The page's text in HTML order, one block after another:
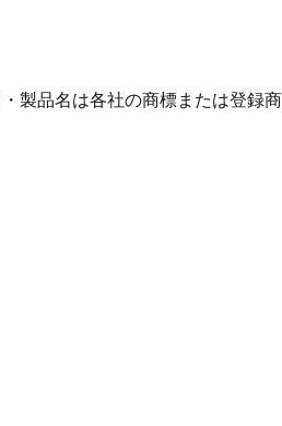
品名は各社の商標または登録商